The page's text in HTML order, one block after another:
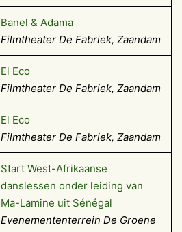
Banel & Adama
Filmtheater De Fabriek, Zaandam
El Eco
Filmtheater De Fabriek, Zaandam
El Eco
Filmtheater De Fabriek, Zaandam
Start West-Afrikaanse
danslessen onder leiding van
Ma-Lamine uit Sénégal
Evenemententerrein De Groene